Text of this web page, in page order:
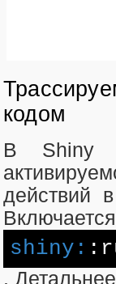
кодом
В Shiny
действий
shiny:
.